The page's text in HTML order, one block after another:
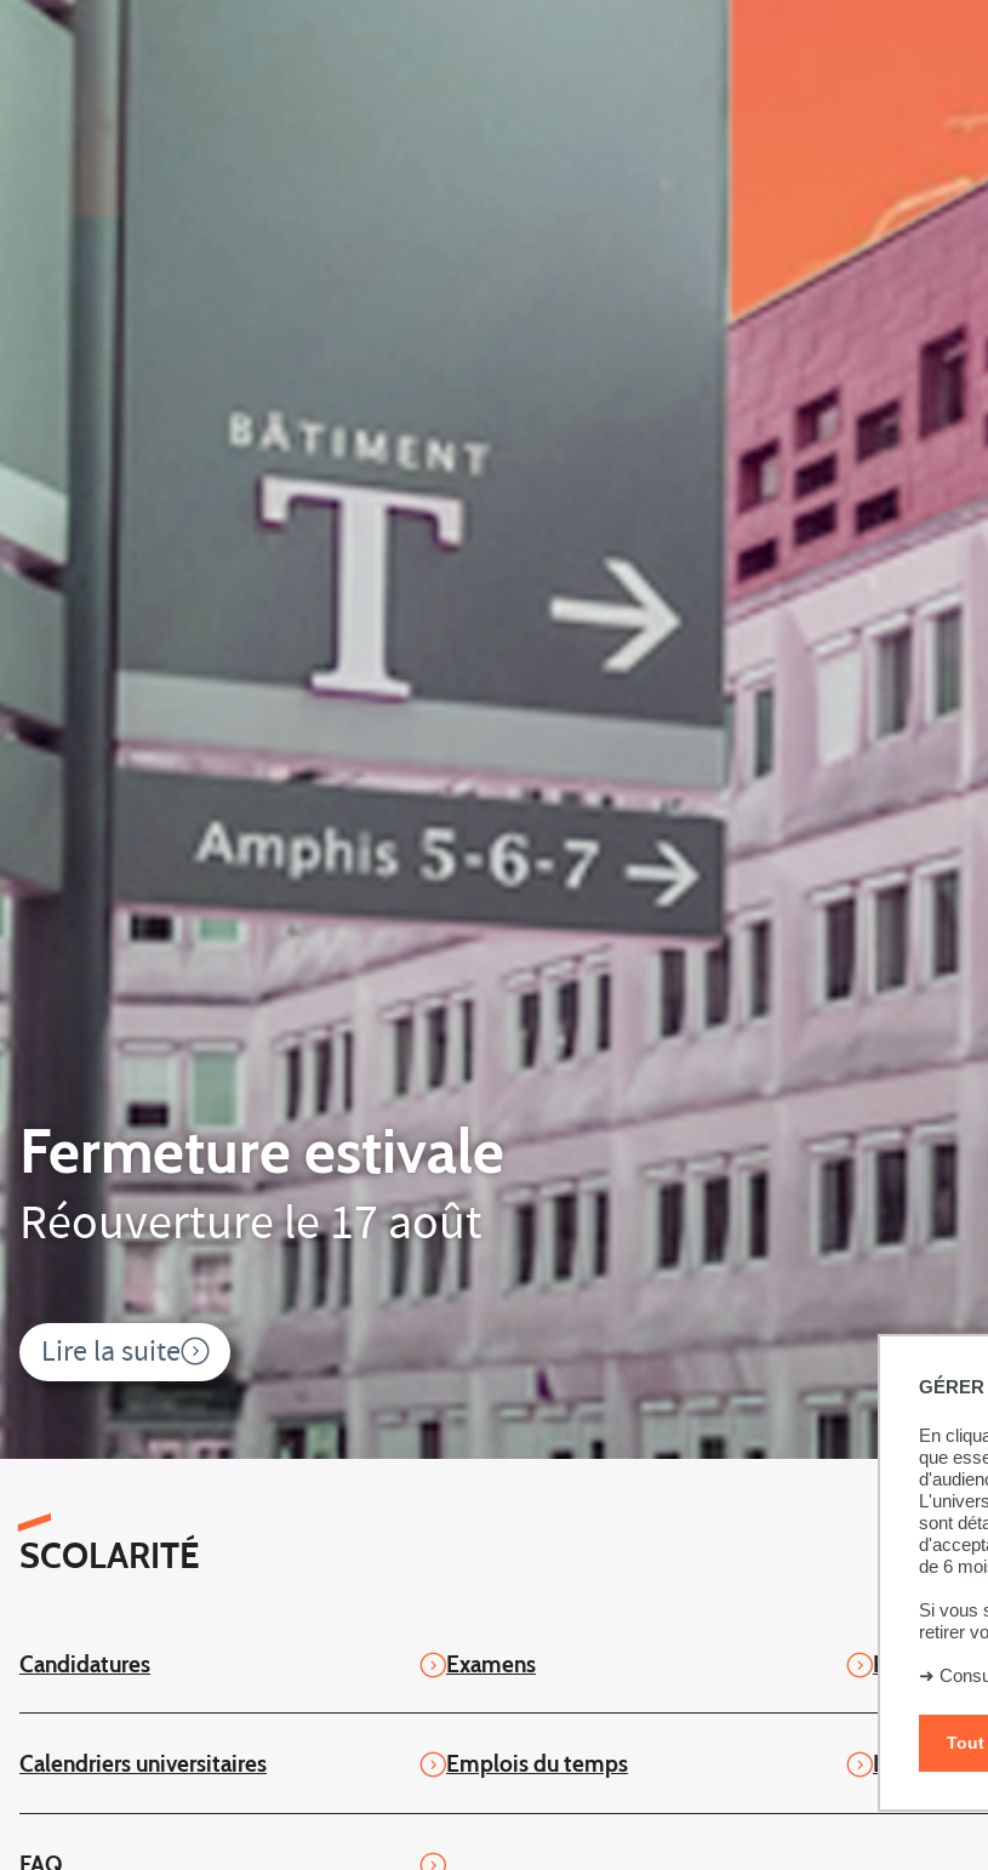
En
que
sont
de 6
Si vous
retirer
➜
Tout
Réunions de rentrée et inscriptions
Lire la suite
SCOLARITÉ
Candidatures Examens Rentrée
Calendriers universitaires Emplois du temps Livrets de
FAQ